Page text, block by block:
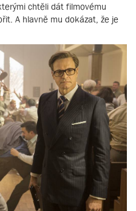
chtěli dát filmovému
A hlavně mu dokázat, že je